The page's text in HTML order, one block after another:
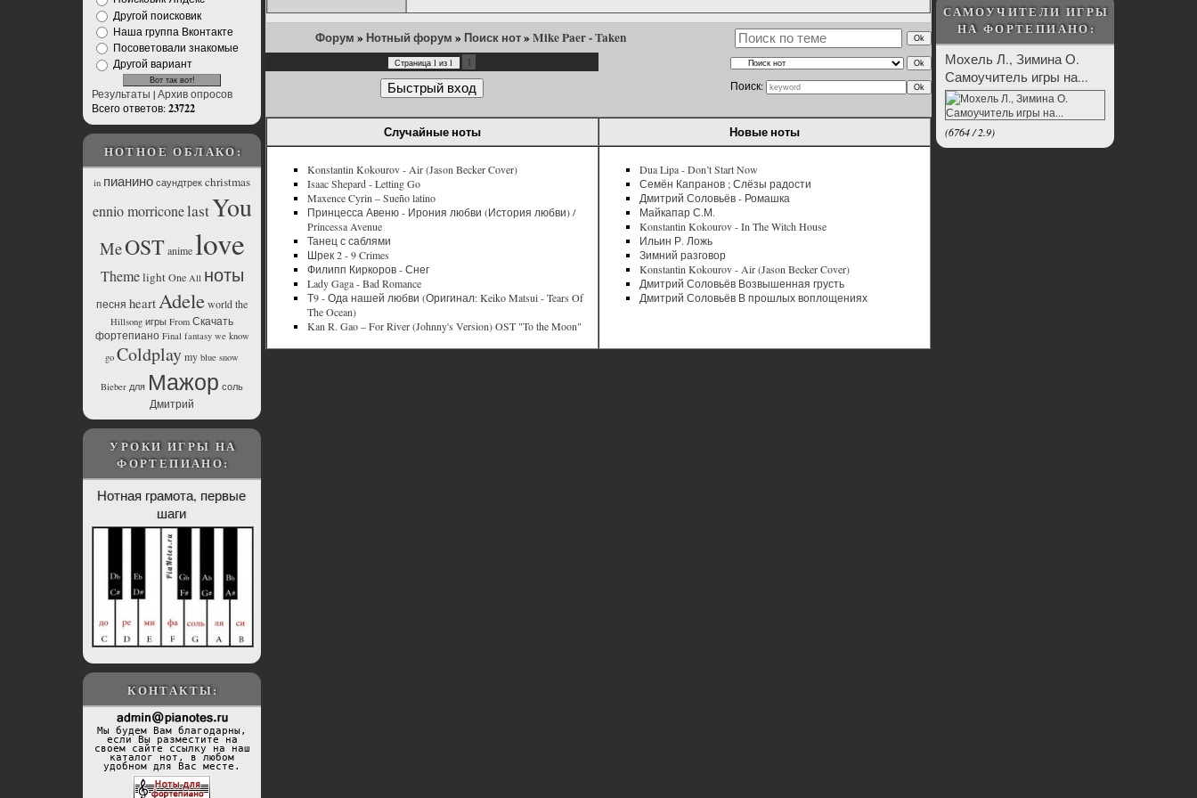
Другой поисковик
Наша группа Вконтакте
Посоветовали знакомые
Другой вариант
Результаты |Архив опросов
Всего ответов:23722
НОТНОЕ ОБЛАКО:
in пианино саундтрек christmas
ennio morriconelastYou
MeOST anime love
Themelight One All ноты
песня heartAdeleworldthe
Hillsong игры From Скачать
фортепиано Final fantasy we know
go Coldplaymy blue snow
Bieber для Мажор соль
Дмитрий
УРОКИ ИГРЫ НА
ФОРТЕПИАНО:
Нотная грамота, первые
шаги
КОНТАКТЫ:
Мы будем Вам благодарны,
если Вы разместите на
своем сайте ссылку на наш
каталог нот, в любом
удобном для Вас месте.
Форум » Нотный форум » Поиск нот» Mike Paer - Taken
Страница 1 из 1 1
Поиск:
Случайные ноты Новые ноты
Konstantin Kokourov - Air (Jason Becker Cover)
Isaac Shepard - Letting Go
Maxence Cyrin – Sueño latino
Принцесса Авеню - Ирония любви (История любви) /
Princessa Avenue
Танец с саблями
Шрек 2 - 9 Crimes
Филипп Киркоров - Снег
Lady Gaga - Bad Romance
Т9 - Ода нашей любви (Оригинал: Keiko Matsui - Tears Of
The Ocean)
Kan R. Gao – For River (Johnny's Version) OST "To the Moon"
Dua Lipa - Don’t Start Now
Семён Капранов ; Слёзы радости
Дмитрий Соловьёв - Ромашка
Майкапар С.М.
Konstantin Kokourov - In The Witch House
Ильин Р. Ложь
Зимний разговор
Konstantin Kokourov - Air (Jason Becker Cover)
Дмитрий Соловьёв Возвышенная грусть
Дмитрий Соловьёв В прошлых воплощениях
САМОУЧИТЕЛИ ИГРЫ
НА ФОРТЕПИАНО:
Мохель Л., Зимина О.
Самоучитель игры на...
(6764/2.9)